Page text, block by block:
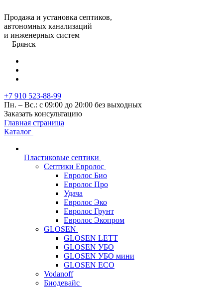
Продажа и установка септиков,
автономных канализаций
и инженерных систем
Брянск
+7 910 523-88-99
Пн. – Вс.: с 09:00 до 20:00 без выходных
Заказать консультацию
Главная страница
Каталог
Пластиковые септики
Септики Евролос
Евролос Био
Евролос Про
Удача
Евролос Эко
Евролос Грунт
Евролос Экопром
GLOSEN
GLOSEN LETT
GLOSEN УБО
GLOSEN УБО мини
GLOSEN ECO
Vodanoff
Биодевайс